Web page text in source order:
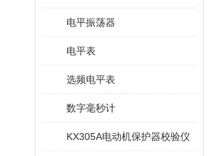
电平振荡器
电平表
选频电平表
数字毫秒计
KX305A电动机保护器校验仪